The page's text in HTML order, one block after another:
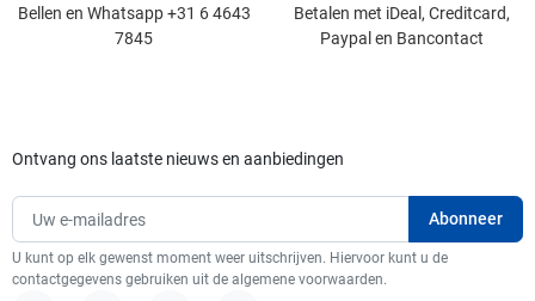
Bellen en Whatsapp +31 6 4643
7845
Betalen met iDeal, Creditcard,
Paypal en Bancontact
Ontvang ons laatste nieuws en aanbiedingen
U kunt op elk gewenst moment weer uitschrijven. Hiervoor kunt u de
contactgegevens gebruiken uit de algemene voorwaarden.